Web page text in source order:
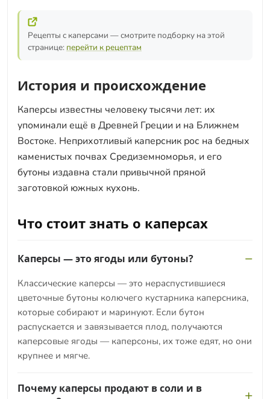
Рецепты с каперсами — смотрите подборку на этой
странице: перейти к рецептам
История и происхождение
Каперсы известны человеку тысячи лет: их
упоминали ещё в Древней Греции и на Ближнем
Востоке. Неприхотливый каперсник рос на бедных
каменистых почвах Средиземноморья, и его
бутоны издавна стали привычной пряной
заготовкой южных кухонь.
Что стоит знать о каперсах
Каперсы — это ягоды или бутоны?
Классические каперсы — это нераспустившиеся
цветочные бутоны колючего кустарника каперсника,
которые собирают и маринуют. Если бутон
распускается и завязывается плод, получаются
каперсовые ягоды — каперсоны, их тоже едят, но они
крупнее и мягче.
Почему каперсы продают в соли и в